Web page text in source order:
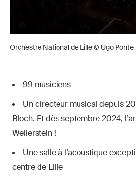
Orchestre National de Lille © Ugo Ponte
99 musiciens
Un directeur musical depuis
Bloch. Et dès septembre 2024,
Weilerstein !
Une salle à l’acoustique
centre de Lille